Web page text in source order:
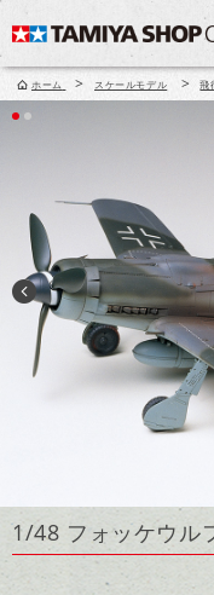
ホーム > スケールモデル > 飛
1/48 フォッケウル